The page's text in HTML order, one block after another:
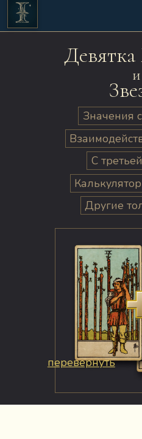
и
Значения
С
Другие
перевернуть